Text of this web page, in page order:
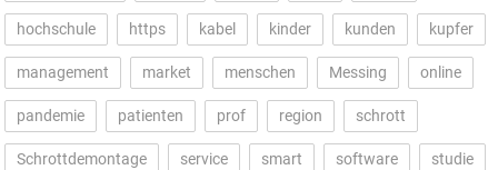
hochschule https kabel kinder kunden kupfer
management market menschen Messing online
pandemie patienten prof region schrott
Schrottdemontage service smart software studie